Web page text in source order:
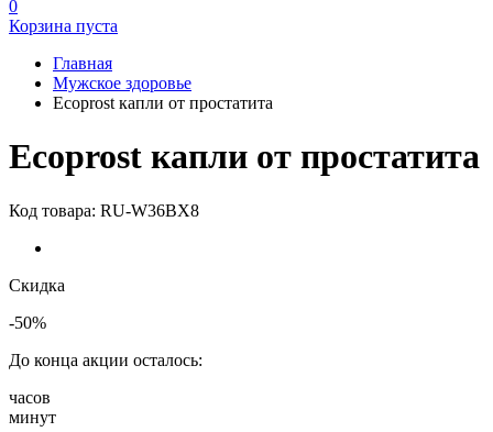
0
Корзина пуста
Главная
Мужское здоровье
Ecoprost капли от простатита
Ecoprost капли от простатита
Код товара: RU-W36BX8
Скидка
-50%
До конца акции осталось:
часов
минут